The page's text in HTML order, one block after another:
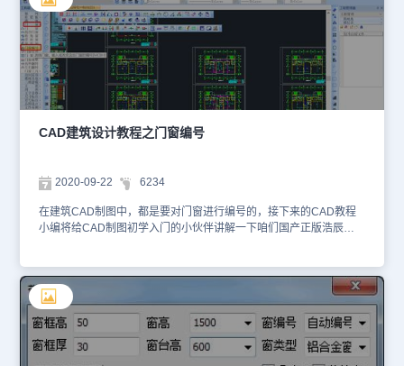
窗。平面门窗是基于图块插入的，但是它们与普通图块的构造方法不
同，需要使用专门的图块入库工具。通过以上的介绍，关于高窗和上
层窗相信各位CAD制图初学入门者已经有了一定的认识，大家在使用
CAD制图软件绘制图形的时候，还是建议大家用国产正版的浩辰
CAD建筑软件哦！
CAD建筑设计教程之门窗编号
2020-09-22 6234
在建筑CAD制图中，都是要对门窗进行编号的，接下来的CAD教程
小编将给CAD制图初学入门的小伙伴讲解一下咱们国产正版浩辰
窗，门窗编号是对象的文字属性，在插入门窗时键入创建或【门窗编
号】命令自动生成，可通过在位编辑修改。系统在插门窗或修改编号
时在同一DWG范围内检查同一编号的门窗洞口尺寸和外观应相同，
【门窗检查】命令可检查同一工程中门窗编号是否满足这一规定。关
于浩辰CAD建筑软件中的门窗编号今天就给CAD制图初学入门者介
绍到这里啦，更多关于CAD制图软件的内容可在浩辰CAD官网进行